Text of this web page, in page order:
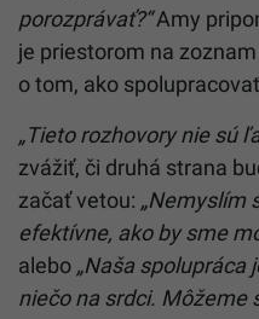
porozprávať?“Amy
je priestorom na
o tom, ako
„Tieto rozhovory nie sú
zvážiť, či druhá strana
začať vetou: „Nemyslím
efektívne, ako by sme
alebo „Naša spolupráca
niečo na srdci. Môžeme